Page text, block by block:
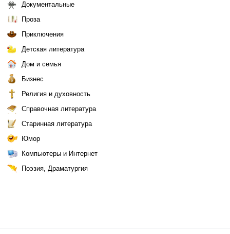
Документальные
Проза
Приключения
Детская литература
Дом и семья
Бизнес
Религия и духовность
Справочная литература
Старинная литература
Юмор
Компьютеры и Интернет
Поэзия, Драматургия